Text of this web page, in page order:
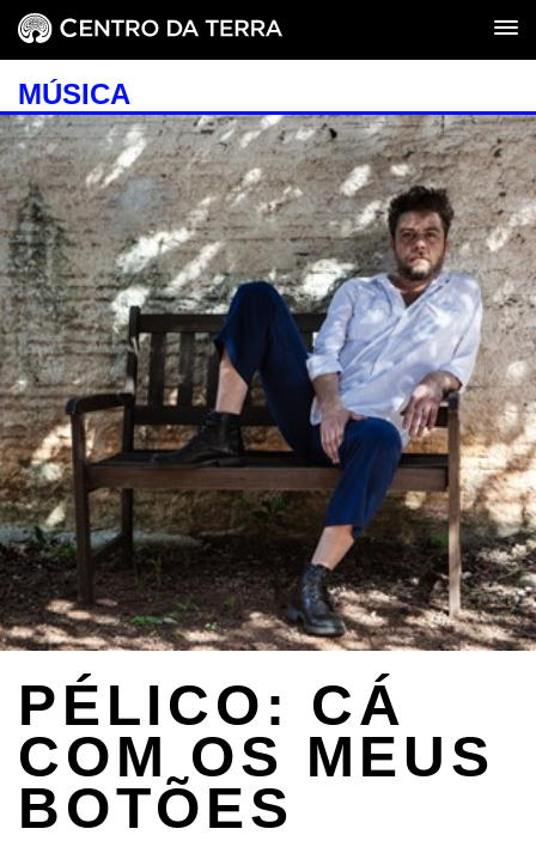
MÚSICA
PÉLICO: CÁ
COM OS MEUS
BOTÕES